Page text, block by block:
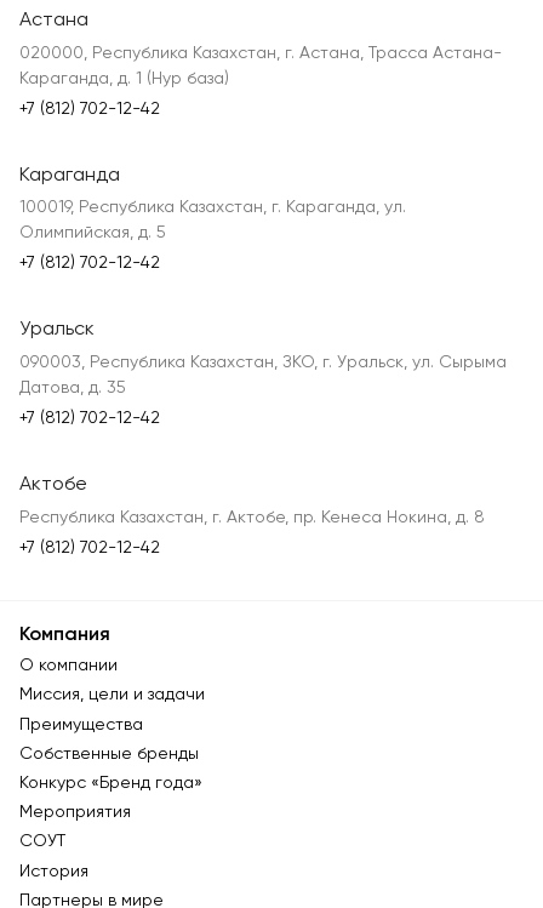
Астана
020000, Республика Казахстан, г. Астана, Трасса Астана-
Караганда, д. 1 (Нур база)
+7 (812) 702-12-42
Караганда
100019, Республика Казахстан, г. Караганда, ул.
Олимпийская, д. 5
+7 (812) 702-12-42
Уральск
090003, Республика Казахстан, ЗКО, г. Уральск, ул. Сырыма
Датова, д. 35
+7 (812) 702-12-42
Актобе
Республика Казахстан, г. Актобе, пр. Кенеса Нокина, д. 8
+7 (812) 702-12-42
Компания
О компании
Миссия, цели и задачи
Преимущества
Собственные бренды
Конкурс «Бренд года»
Мероприятия
СОУТ
История
Партнеры в мире